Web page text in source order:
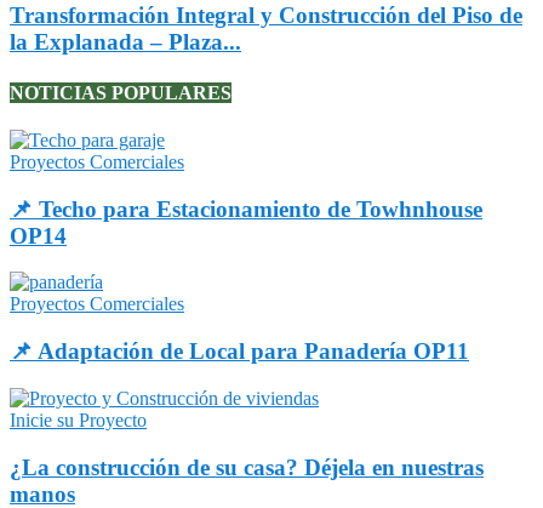
Transformación Integral y Construcción del Piso de
la Explanada – Plaza...
NOTICIAS POPULARES
Proyectos Comerciales
📌 Techo para Estacionamiento de Towhnhouse
OP14
Proyectos Comerciales
📌 Adaptación de Local para Panadería OP11
Inicie su Proyecto
¿La construcción de su casa? Déjela en nuestras
manos